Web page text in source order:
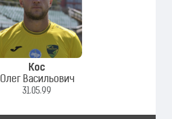
Кос
Олег Васильович
31.05.99